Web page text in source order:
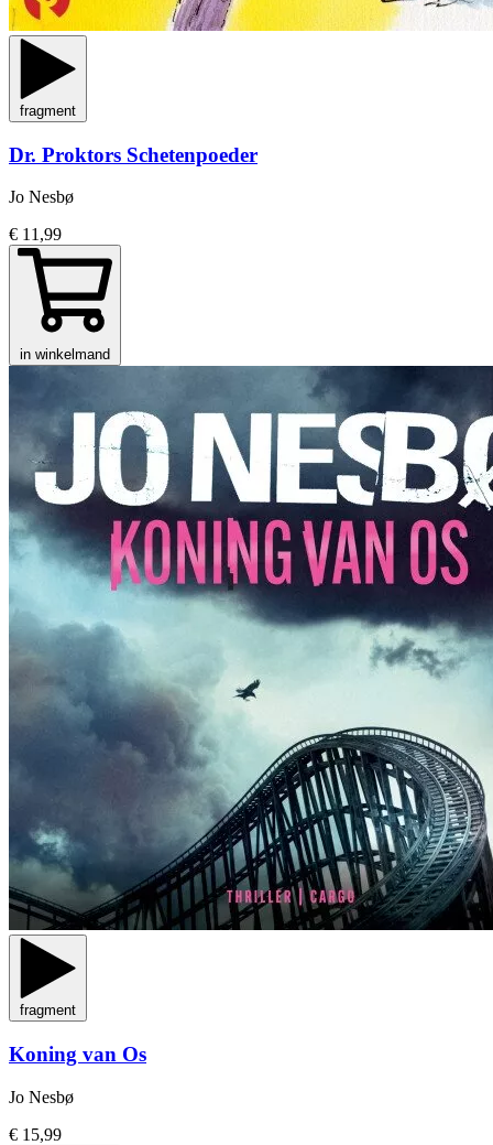
fragment
Dr. Proktors Schetenpoeder
Jo Nesbø
€ 11,99
in winkelmand
fragment
Koning van Os
Jo Nesbø
€ 15,99